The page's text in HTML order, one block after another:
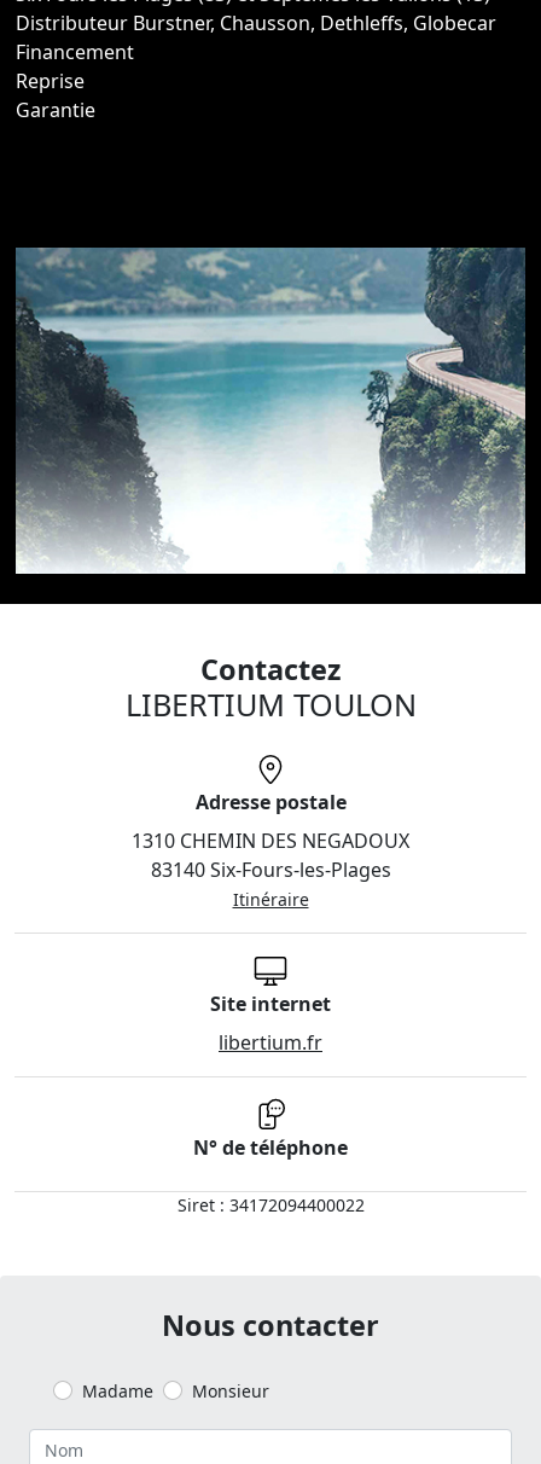
Distributeur Burstner, Chausson, Dethleffs, Globecar
Financement
Reprise
Garantie
Contactez
LIBERTIUM TOULON
Adresse postale
1310 CHEMIN DES NEGADOUX
83140 Six-Fours-les-Plages
Itinéraire
Site internet
libertium.fr
N° de téléphone
Siret : 34172094400022
Nous contacter
Madame Monsieur